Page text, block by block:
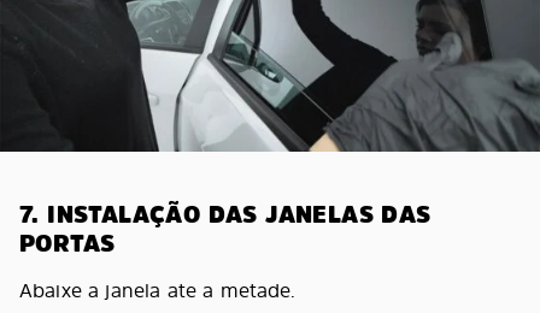
7. INSTALAÇÃO DAS JANELAS DAS
PORTAS
Abaixe a janela ate a metade.